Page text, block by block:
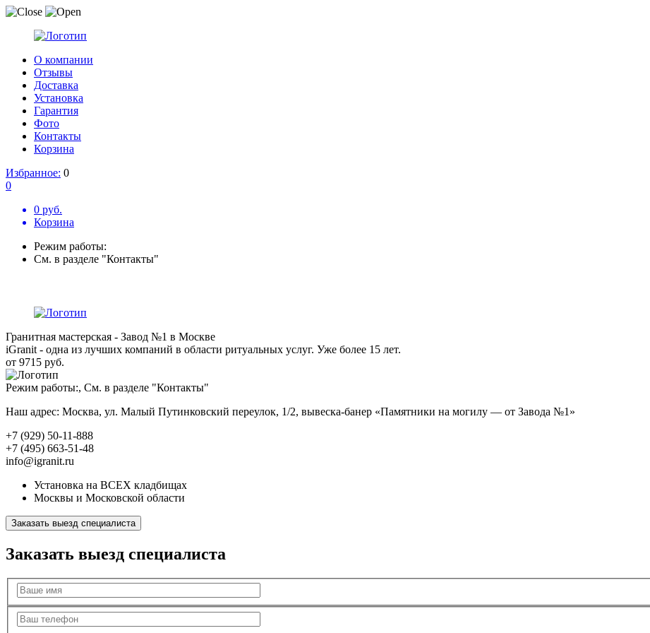
О компании
Отзывы
Доставка
Установка
Гарантия
Фото
Контакты
Корзина
Избранное: 0
0
0 руб.
Корзина
Режим работы:
См. в разделе "Контакты"
Гранитная мастерская - Завод №1 в Москве
iGranit - одна из лучших компаний в области ритуальных услуг. Уже более 15 лет.
от 9715 руб.
Режим работы:, См. в разделе "Контакты"
Наш адрес: Москва, ул. Малый Путинковский переулок, 1/2, вывеска-банер «Памятники на могилу — от Завода №1»
+7 (929) 50-11-888
+7 (495) 663-51-48
info@igranit.ru
Установка на ВСЕХ кладбищах
Москвы и Московской области
Заказать выезд специалиста
Заказать выезд специалиста